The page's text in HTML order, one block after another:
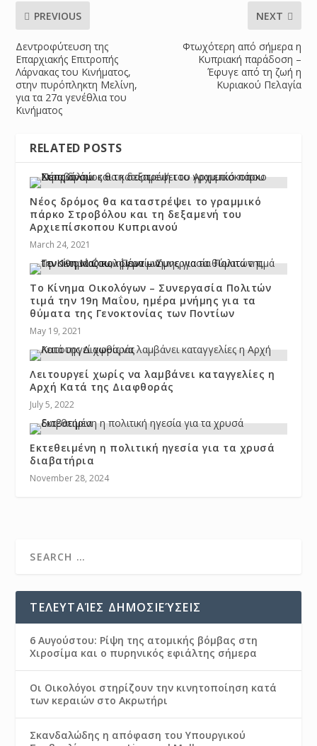
PREVIOUS
Δεντροφύτευση της
Επαρχιακής Επιτροπής
Λάρνακας του Κινήματος,
στην πυρόπληκτη Μελίνη,
για τα 27α γενέθλια του
Κινήματος
NEXT
Φτωχότερη από σήμερα η
Κυπριακή παράδοση –
Έφυγε από τη ζωή η
Κυριακού Πελαγία
RELATED POSTS
Νέος δρόμος θα καταστρέψει το γραμμικό
πάρκο Στροβόλου και τη δεξαμενή του
Αρχιεπίσκοπου Κυπριανού
March 24, 2021
Το Κίνημα Οικολόγων – Συνεργασία Πολιτών
τιμά την 19η Μαΐου, ημέρα μνήμης για τα
θύματα της Γενοκτονίας των Ποντίων
May 19, 2021
Λειτουργεί χωρίς να λαμβάνει καταγγελίες η
Αρχή Κατά της Διαφθοράς
July 5, 2022
Εκτεθειμένη η πολιτική ηγεσία για τα χρυσά
διαβατήρια
November 28, 2024
ΤΕΛΕΥΤΑΊΕΣ ΔΗΜΟΣΙΕΎΣΕΙΣ
6 Αυγούστου: Ρίψη της ατομικής βόμβας στη
Χιροσίμα και ο πυρηνικός εφιάλτης σήμερα
Οι Οικολόγοι στηρίζουν την κινητοποίηση κατά
των κεραιών στο Ακρωτήρι
Σκανδαλώδης η απόφαση του Υπουργικού